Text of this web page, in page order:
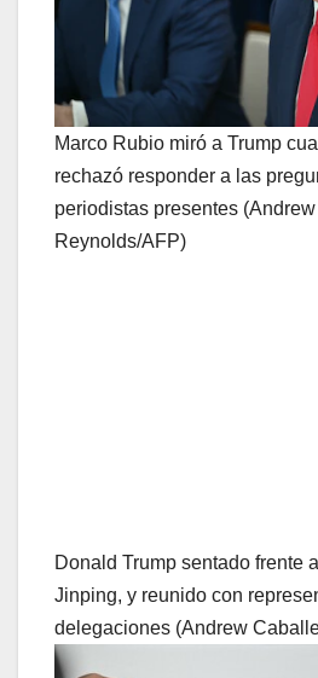
Marco Rubio miró a Trump
rechazó responder a las
periodistas presentes
Reynolds/AFP)
Donald Trump sentado frente
Jinping, y reunido con
delegaciones (Andrew